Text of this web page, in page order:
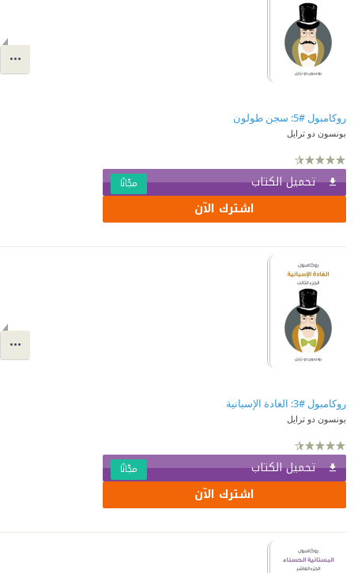
روكامبول #5: سجن طولون
بونسون دو ترايل
تحميل الكتاب مجّانًا
اشترك الآن
روكامبول #3: الغادة الإسبانية
بونسون دو ترايل
تحميل الكتاب مجّانًا
اشترك الآن